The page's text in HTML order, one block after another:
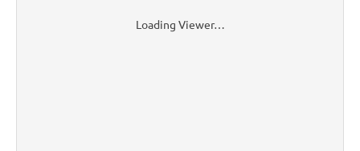
Loading Viewer…